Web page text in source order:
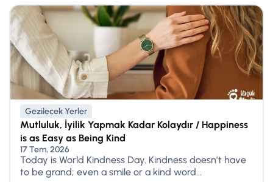
Gezilecek Yerler
Mutluluk, İyilik Yapmak Kadar Kolaydır / Happiness
is as Easy as Being Kind
17 Tem, 2026
Today is World Kindness Day. Kindness doesn’t have
to be grand; even a smile or a kind word...